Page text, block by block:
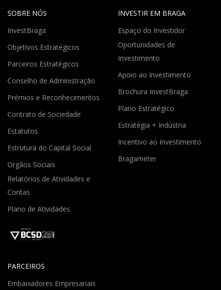
SOBRE NÓS
InvestBraga
Objetivos Estratégicos
Parceiros Estratégicos
Conselho de Administração
Prémios e Reconhecimentos
Contrato de Sociedade
Estatutos
Estrutura do Capital Social
Orgãos Sociais
Relatórios de Atividades e
Contas
Plano de Atividades
INVESTIR EM BRAGA
Espaço do Investidor
Oportunidades de
Investimento
Apoio ao Investimento
Brochura InvestBraga
Plano Estratégico
Estratégia + Indústria
Incentivo ao Investimento
Bragameter
PARCEIROS
Embaixadores Empresariais